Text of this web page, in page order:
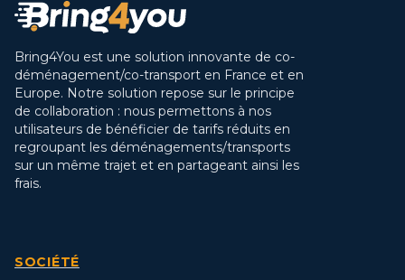
Bring4You est une solution innovante de co-
déménagement/co-transport en France et en
Europe. Notre solution repose sur le principe
de collaboration : nous permettons à nos
utilisateurs de bénéficier de tarifs réduits en
regroupant les déménagements/transports
sur un même trajet et en partageant ainsi les
frais.
SOCIÉTÉ